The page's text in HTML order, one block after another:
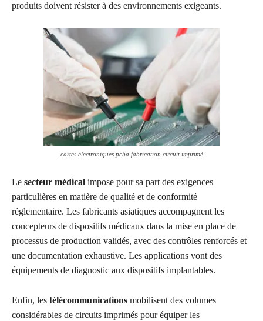
produits doivent résister à des environnements exigeants.
cartes électroniques pcba fabrication circuit imprimé
Le secteur médical impose pour sa part des exigences
particulières en matière de qualité et de conformité
réglementaire. Les fabricants asiatiques accompagnent les
concepteurs de dispositifs médicaux dans la mise en place de
processus de production validés, avec des contrôles renforcés et
une documentation exhaustive. Les applications vont des
équipements de diagnostic aux dispositifs implantables.
Enfin, les télécommunications mobilisent des volumes
considérables de circuits imprimés pour équiper les